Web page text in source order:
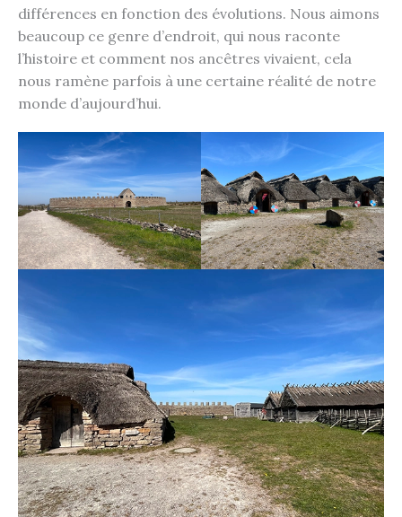
différences en fonction des évolutions. Nous aimons
beaucoup ce genre d’endroit, qui nous raconte
l’histoire et comment nos ancêtres vivaient, cela
nous ramène parfois à une certaine réalité de notre
monde d’aujourd’hui.